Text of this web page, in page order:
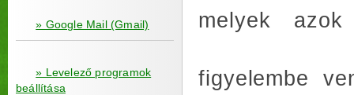
» Google Mail (Gmail)
» Levelező programok
beállítása
melyek
figyelembe